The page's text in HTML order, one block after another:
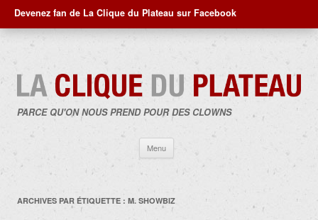
Devenez fan de La Clique du Plateau sur Facebook
PARCE QU'ON NOUS PREND POUR DES CLOWNS
Menu
contenu
ARCHIVES PAR ÉTIQUETTE : M. SHOWBIZ